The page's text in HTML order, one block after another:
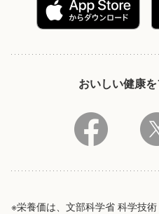
おいしい健康
※栄養価は、文部科学省 科学技